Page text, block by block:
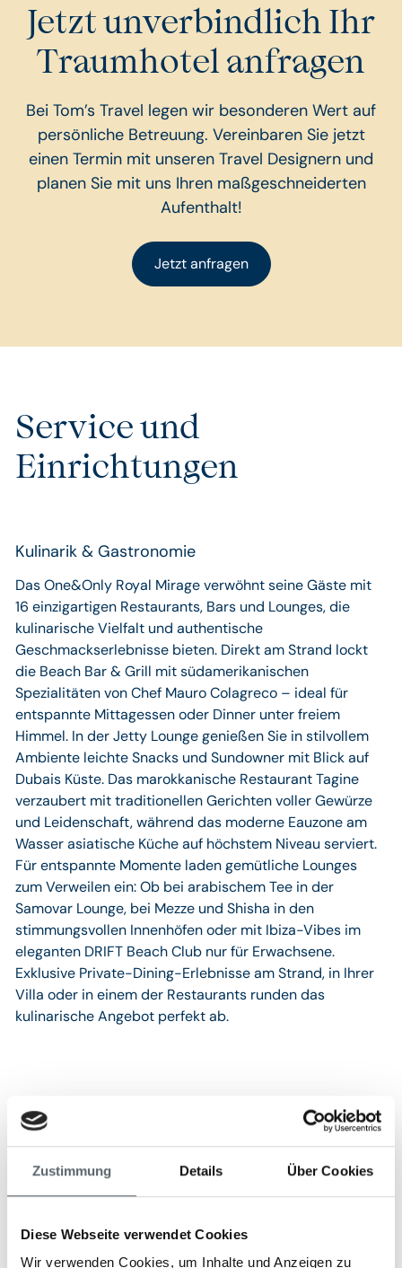
Zustimmung Details Über Cookies
Diese Webseite verwendet Cookies
Wir verwenden Cookies, um Inhalte und Anzeigen zu
Jetzt unverbindlich Ihr
Traumhotel anfragen
Bei Tom’s Travel legen wir besonderen Wert auf
persönliche Betreuung. Vereinbaren Sie jetzt
einen Termin mit unseren Travel Designern und
planen Sie mit uns Ihren maßgeschneiderten
Aufenthalt!
Jetzt anfragen
Service und
Einrichtungen
Kulinarik & Gastronomie
Das One&Only Royal Mirage verwöhnt seine Gäste mit
16 einzigartigen Restaurants, Bars und Lounges, die
kulinarische Vielfalt und authentische
Geschmackserlebnisse bieten. Direkt am Strand lockt
die Beach Bar & Grill mit südamerikanischen
Spezialitäten von Chef Mauro Colagreco – ideal für
entspannte Mittagessen oder Dinner unter freiem
Himmel. In der Jetty Lounge genießen Sie in stilvollem
Ambiente leichte Snacks und Sundowner mit Blick auf
Dubais Küste. Das marokkanische Restaurant Tagine
verzaubert mit traditionellen Gerichten voller Gewürze
und Leidenschaft, während das moderne Eauzone am
Wasser asiatische Küche auf höchstem Niveau serviert.
Für entspannte Momente laden gemütliche Lounges
zum Verweilen ein: Ob bei arabischem Tee in der
Samovar Lounge, bei Mezze und Shisha in den
stimmungsvollen Innenhöfen oder mit Ibiza-Vibes im
eleganten DRIFT Beach Club nur für Erwachsene.
Exklusive Private-Dining-Erlebnisse am Strand, in Ihrer
Villa oder in einem der Restaurants runden das
kulinarische Angebot perfekt ab.
Wellness & Fitness
Das One&Only Spa erstreckt sich über mehr als 26
Hektar üppiger Gartenanlagen und bietet individuell
erfahrene Therapeuten für Entspannung, Regeneration